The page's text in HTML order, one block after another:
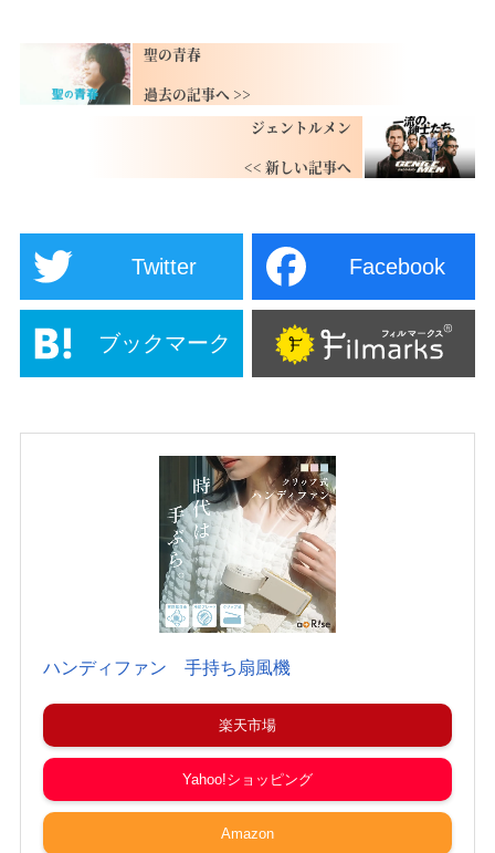
聖の青春
ジェントルメン
Twitter Facebook
ブックマーク
ハンディファン 手持ち扇風機
楽天市場
Yahoo!ショッピング
Amazon